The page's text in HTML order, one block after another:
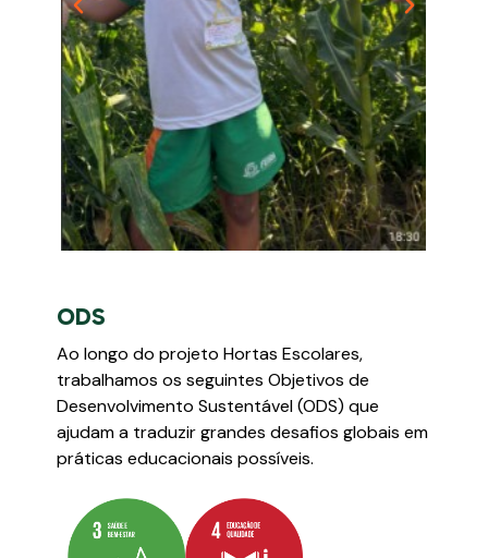
ODS
Ao longo do projeto Hortas Escolares,
trabalhamos os seguintes Objetivos de
Desenvolvimento Sustentável (ODS) que
ajudam a traduzir grandes desafios globais em
práticas educacionais possíveis.